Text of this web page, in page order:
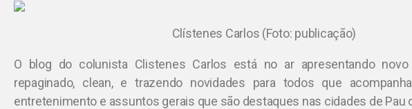
Clístenes Carlos (Foto: publicação)
O blog do colunista Clistenes Carlos está no ar apresentando novo
repaginado, clean, e trazendo novidades para todos que
entretenimento e assuntos gerais que são destaques nas cidades de Pau